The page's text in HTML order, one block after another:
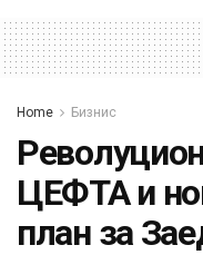
Home Бизнис
ЦЕФТА и
план за